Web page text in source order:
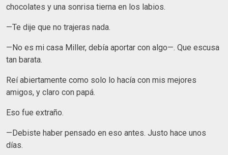
chocolates y una sonrisa tierna en los labios.
—Te dije que no trajeras nada.
—No es mi casa Miller, debía aportar con algo—. Que escusa
tan barata.
Reí abiertamente como solo lo hacía con mis mejores
amigos, y claro con papá.
Eso fue extraño.
—Debiste haber pensado en eso antes. Justo hace unos
días.